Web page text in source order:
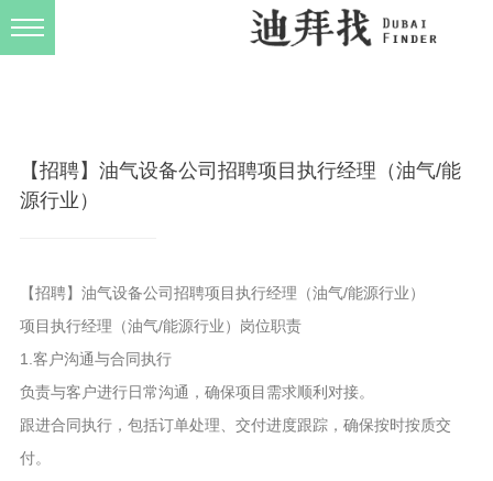
【招聘】油气设备公司招聘项目执行经理（油气/能
源行业）
【招聘】油气设备公司招聘项目执行经理（油气/能源行业）
项目执行经理（油气/能源行业）岗位职责
1.客户沟通与合同执行
负责与客户进行日常沟通，确保项目需求顺利对接。
跟进合同执行，包括订单处理、交付进度跟踪，确保按时按质交
付。